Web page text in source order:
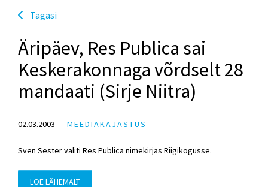
Tagasi
Äripäev, Res Publica sai
Keskerakonnaga võrdselt 28
mandaati (Sirje Niitra)
02.03.2003 MEEDIAKAJASTUS
Sven Sester valiti Res Publica nimekirjas Riigikogusse.
LOE LÄHEMALT